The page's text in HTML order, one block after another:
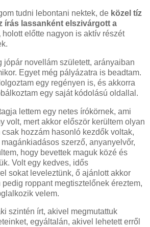
tudni lebontani nektek, de közel tíz
írás lassanként elszivárgott a
holott előtte nagyon is aktív részét
jópár novellám született, arányaiban
Egyet még pályázatra is beadtam.
egy regényen is, és akkorra
egy saját kódolású oldallal.
lettem egy netes írókörnek, ami
volt, mert akkor először kerültem olyan
hozzám hasonló kezdők voltak,
szerző, anyanyelvőr,
hogy bevettek maguk közé és
Volt egy kedves, idős
sokat leveleztünk, ő ajánlott akkor
roppant megtisztelőnek éreztem,
velem.
szintén írt, akivel megmutattuk
egyáltalán, akivel lehetett erről